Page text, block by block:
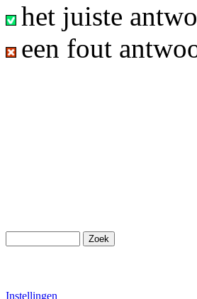
het juiste
een fout
Instellingen